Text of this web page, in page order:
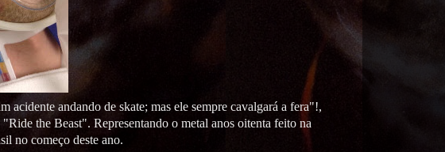
acidente andando de skate; mas ele sempre cavalgará a fera"!,
the Beast". Representando o metal anos oitenta feito na
no começo deste ano.